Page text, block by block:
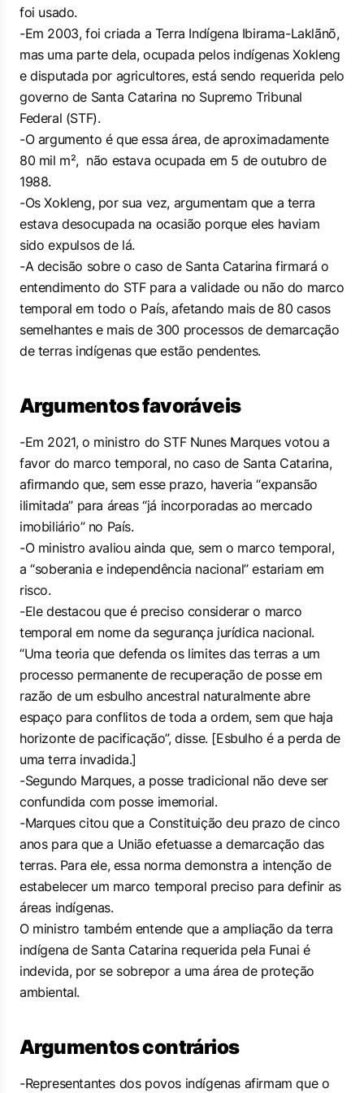
foi usado.
-Em 2003, foi criada a Terra Indígena Ibirama-Laklãnõ,
mas uma parte dela, ocupada pelos indígenas Xokleng
e disputada por agricultores, está sendo requerida pelo
governo de Santa Catarina no Supremo Tribunal
Federal (STF).
-O argumento é que essa área, de aproximadamente
80 mil m², não estava ocupada em 5 de outubro de
1988.
-Os Xokleng, por sua vez, argumentam que a terra
estava desocupada na ocasião porque eles haviam
sido expulsos de lá.
-A decisão sobre o caso de Santa Catarina firmará o
entendimento do STF para a validade ou não do marco
temporal em todo o País, afetando mais de 80 casos
semelhantes e mais de 300 processos de demarcação
de terras indígenas que estão pendentes.
Argumentos favoráveis
-Em 2021, o ministro do STF Nunes Marques votou a
favor do marco temporal, no caso de Santa Catarina,
afirmando que, sem esse prazo, haveria “expansão
ilimitada” para áreas “já incorporadas ao mercado
imobiliário” no País.
-O ministro avaliou ainda que, sem o marco temporal,
a “soberania e independência nacional” estariam em
risco.
-Ele destacou que é preciso considerar o marco
temporal em nome da segurança jurídica nacional.
“Uma teoria que defenda os limites das terras a um
processo permanente de recuperação de posse em
razão de um esbulho ancestral naturalmente abre
espaço para conflitos de toda a ordem, sem que haja
horizonte de pacificação”, disse. [Esbulho é a perda de
uma terra invadida.]
-Segundo Marques, a posse tradicional não deve ser
confundida com posse imemorial.
-Marques citou que a Constituição deu prazo de cinco
anos para que a União efetuasse a demarcação das
terras. Para ele, essa norma demonstra a intenção de
estabelecer um marco temporal preciso para definir as
áreas indígenas.
O ministro também entende que a ampliação da terra
indígena de Santa Catarina requerida pela Funai é
indevida, por se sobrepor a uma área de proteção
ambiental.
Argumentos contrários
-Representantes dos povos indígenas afirmam que o